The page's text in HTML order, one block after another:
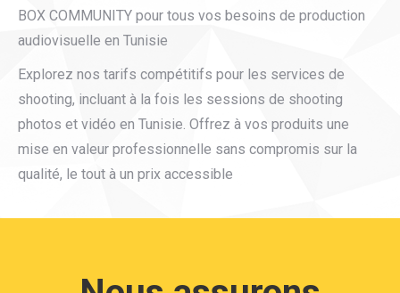
BOX COMMUNITY pour tous vos besoins de production
audiovisuelle en Tunisie
Explorez nos tarifs compétitifs pour les services de
shooting, incluant à la fois les sessions de shooting
photos et vidéo en Tunisie. Offrez à vos produits une
mise en valeur professionnelle sans compromis sur la
qualité, le tout à un prix accessible